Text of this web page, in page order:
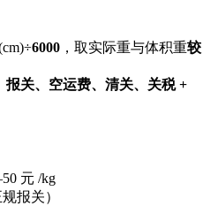
6000 ，取实际重与体积重较
报关、空运费、清关、关税 +
元 /kg
报关）